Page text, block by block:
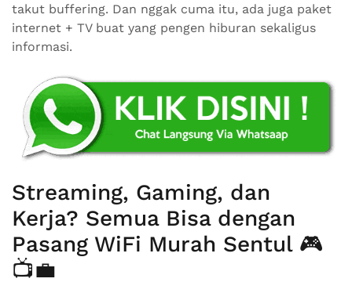
takut buffering. Dan nggak cuma itu, ada juga paket
internet + TV buat yang pengen hiburan sekaligus
informasi.
Streaming, Gaming, dan
Kerja? Semua Bisa dengan
Pasang WiFi Murah Sentul 🎮
📺💼